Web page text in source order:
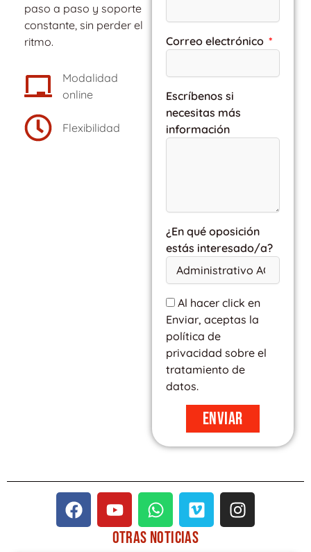
paso a paso y soporte
constante, sin perder el
ritmo.
Modalidad
online
Flexibilidad
Correo electrónico
Escríbenos si
necesitas más
información
¿En qué oposición
estás interesado/a?
Al hacer click en
Enviar, aceptas la
política de
privacidad sobre el
tratamiento de
datos.
Enviar
F
a
Y
o
u
W
h
a
V
i
m
I
n
OTRAS NOTICIAS